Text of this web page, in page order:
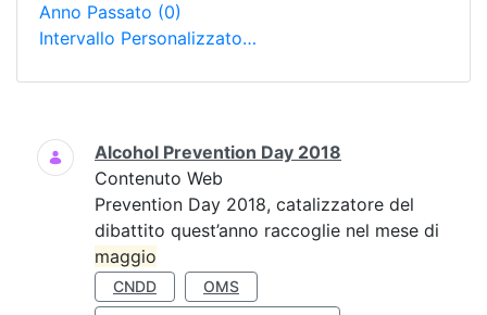
Anno Passato (0)
Intervallo Personalizzato…
Ricerca
Alcohol Prevention Day 2018
Contenuto Web
Prevention Day 2018, catalizzatore del
dibattito quest’anno raccoglie nel mese di
maggio
CNDD
OMS